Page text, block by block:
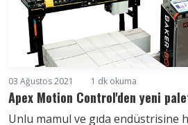
03 Ağustos 2021 1 dk okuma
Apex Motion Control'den yeni
Unlu mamul ve gıda endüstrisine